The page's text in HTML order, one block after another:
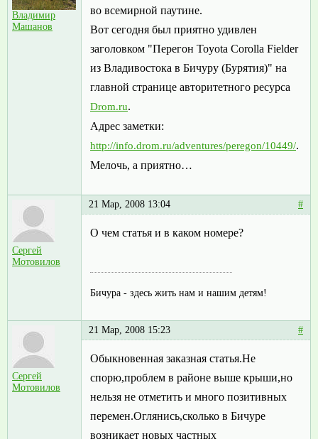
Владимир
Машанов
во всемирной паутине.
Вот сегодня был приятно удивлен
заголовком "Перегон Toyota Corolla Fielder
из Владивостока в Бичуру (Бурятия)" на
главной странице авторитетного ресурса
Drom.ru.
Адрес заметки:
http://info.drom.ru/adventures/peregon/10449/.
Мелочь, а приятно…
Сергей
Мотовилов
21 Мар, 2008 13:04 #
О чем статья и в каком номере?
Бичура - здесь жить нам и нашим детям!
Сергей
Мотовилов
21 Мар, 2008 15:23 #
Обыкновенная заказная статья.Не
спорю,проблем в районе выше крыши,но
нельзя не отметить и много позитивных
перемен.Оглянись,сколько в Бичуре
возникает новых частных